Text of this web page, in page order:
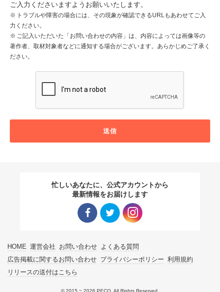
ご入力くださいますようお願いいたします。
トラブルや障害の場合には、その現象が確認できるURLもあわせてご入
力ください。
ご記入いただいた「お問い合わせの内容」は、内容によっては画像等の
著作者、取材対象者などに通知する場合がございます。あらかじめご了承く
ださい。
送信
忙しいあなたに、公式アカウントから
最新情報をお届けします
HOME 運営会社 お問い合わせ よくある質問
広告掲載に関するお問い合わせ プライバシーポリシー 利用規約
リリースの送付はこちら
© 2015 ~ 2026 PECO. All Rights Reserved.